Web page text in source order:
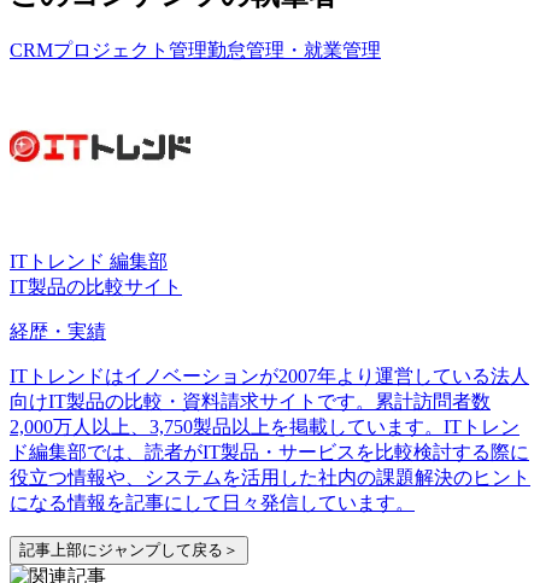
CRMプロジェクト管理勤怠管理・就業管理
ITトレンド 編集部
IT製品の比較サイト
経歴・実績
ITトレンドはイノベーションが2007年より運営している法人
向けIT製品の比較・資料請求サイトです。累計訪問者数
2,000万人以上、3,750製品以上を掲載しています。ITトレン
ド編集部では、読者がIT製品・サービスを比較検討する際に
役立つ情報や、システムを活用した社内の課題解決のヒント
になる情報を記事にして日々発信しています。
記事上部にジャンプして戻る＞